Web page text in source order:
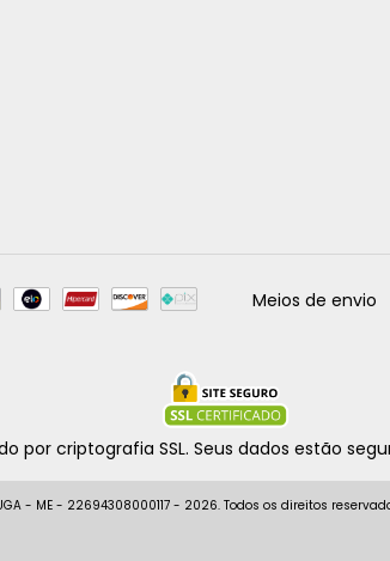
Meios de envio
por criptografia SSL. Seus dados estão
- ME - 22694308000117 - 2026. Todos os direitos